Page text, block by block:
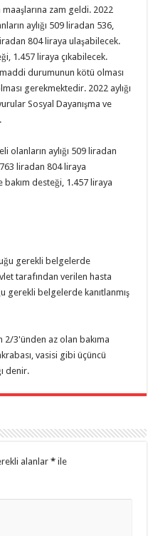
zam geldi. 2022
aylığı 509 liradan 536,
804 liraya ulaşabilecek.
1.457 liraya çıkabilecek.
durumunun kötü olması
gerekmektedir. 2022 aylığı
Sosyal Dayanışma ve
olanların aylığı 509 liradan
liradan 804 liraya
bakım desteği, 1.457 liraya
gerekli belgelerde
tarafından verilen hasta
gerekli belgelerde kanıtlanmış
2/3'ünden az olan bakıma
vasisi gibi üçüncü
denir.
alanlar* ile